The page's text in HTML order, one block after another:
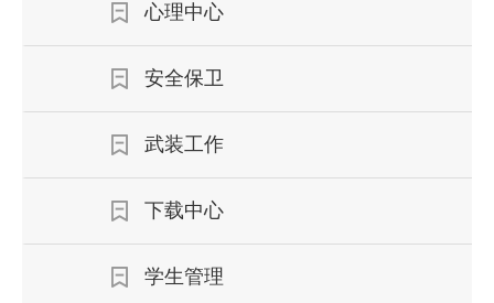
心理中心
安全保卫
武装工作
下载中心
学生管理